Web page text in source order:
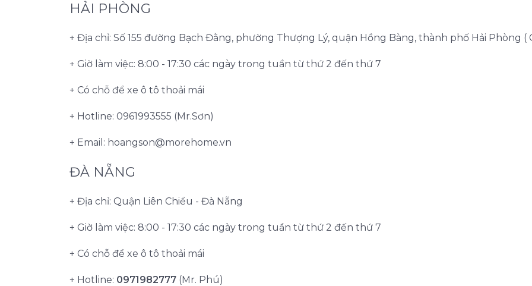
HẢI PHÒNG
+ Địa chỉ: Số 155 đường Bạch Đằng, phường Thượng Lý, quận Hồng Bàng, thành phố Hải Phòng (
+ Giờ làm việc: 8:00 - 17:30 các ngày trong tuần từ thứ 2 đến thứ 7
+ Có chỗ để xe ô tô thoải mái
+ Hotline: 0961993555 (Mr.Sơn)
+ Email: hoangson@morehome.vn
ĐÀ NẴNG
+ Địa chỉ: Quận Liên Chiểu - Đà Nẵng
+ Giờ làm việc: 8:00 - 17:30 các ngày trong tuần từ thứ 2 đến thứ 7
+ Có chỗ để xe ô tô thoải mái
+ Hotline: 0971982777 (Mr. Phú)